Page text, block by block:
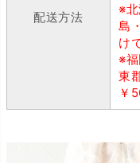
配送方法
※
島
け
※
東
￥